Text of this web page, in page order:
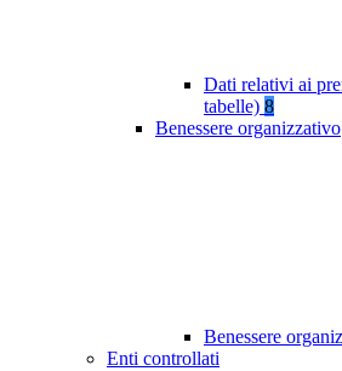
Dati relativi ai
tabelle) 8
Benessere organizzativo
Benessere
Enti controllati